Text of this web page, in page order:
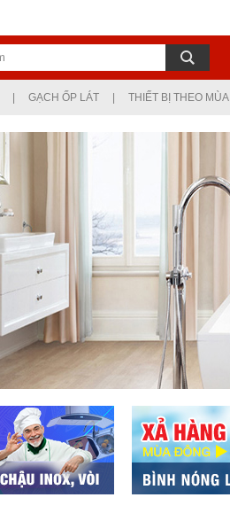
GẠCH ỐP LÁT THIẾT BỊ THEO MÙA